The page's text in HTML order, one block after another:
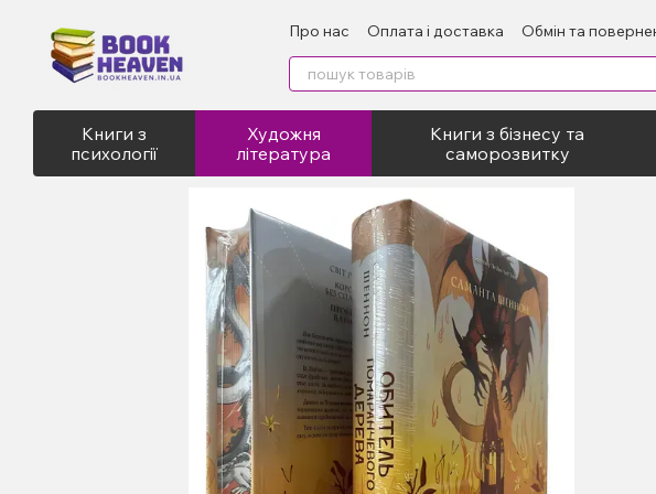
Про нас Оплата і доставка Обмін та
Відгуки про магазин
Публічний договір
Книги з
психології
Художня
література
Книги з бізнесу та
саморозвитку